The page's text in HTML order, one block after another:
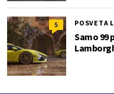
5 POSVETA
Samo 99